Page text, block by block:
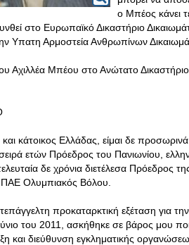
ο Μπέος κάνει
στο Ευρωπαϊκό Δικαστήριο
Υπατη Αρμοστεία Ανθρωπίνων
Αχιλλέα Μπέου στο Ανώτατο
κάτοικος Ελλάδας, είμαι δε
ετών Πρόεδρος του Πανιωνίου,
δε χρόνια διετέλεσα Πρόεδρος
Ολυμπιακός Βόλου.
προκαταρκτική εξέταση για
του 2011, ασκήθηκε σε βάρος μου
και διεύθυνση εγκληματικής